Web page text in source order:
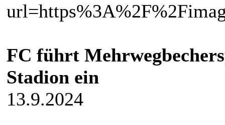
FC führt
Stadion ein
13.9.2024